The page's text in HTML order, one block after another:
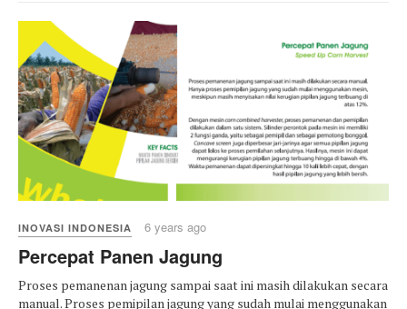
INOVASI INDONESIA 6 years ago
Percepat Panen Jagung
Proses pemanenan jagung sampai saat ini masih dilakukan secara
manual. Proses pemipilan jagung yang sudah mulai menggunakan